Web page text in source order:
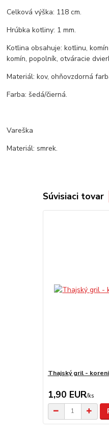
Celková výška: 118 cm.
Hrúbka kotliny: 1 mm.
Kotlina obsahuje: kotlinu,
komín, popolník, otváracie
Materiál: kov, ohňovzdorná
Farba: šedá/čierná.
Vareška
Materiál: smrek.
Súvisiaci tovar
Thajský gril -
1,90 EUR/ks